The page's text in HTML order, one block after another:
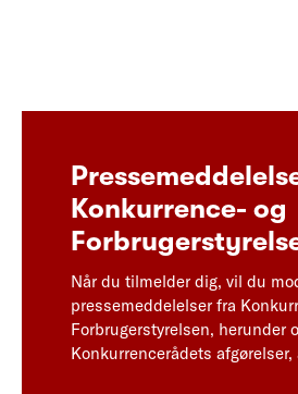
Konkurrence- og
Når du tilmelder dig, vil du
pressemeddelelser fra
Forbrugerstyrelsen, herunder
Konkurrencerådets afgørelser,